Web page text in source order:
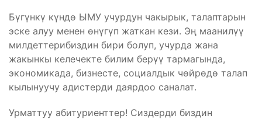
Бүгүнкү күндө ЫМУ учурдун чакырык, талаптарын
эске алуу менен өнүгүп жаткан кези. Эң маанилүү
милдеттерибиздин бири болуп, учурда жана
жакынкы келечекте билим берүү тармагында,
экономикада, бизнесте, социалдык чөйрөдө талап
кылынуучу адистерди даярдоо саналат.
Урматтуу абитуриенттер! Сиздерди биздин